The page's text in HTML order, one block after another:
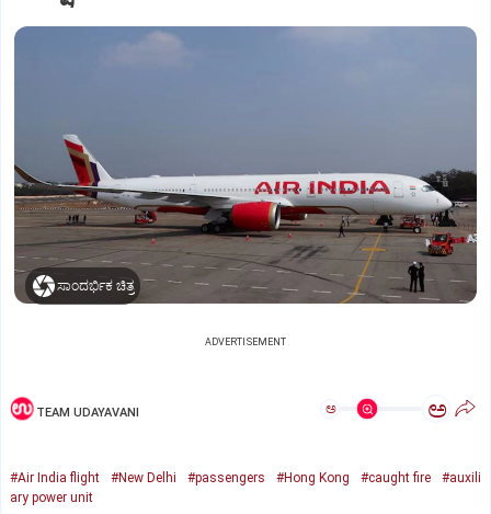
ಸಾಂದರ್ಭಿಕ ಚಿತ್ರ
ADVERTISEMENT
TEAM UDAYAVANI ಅ ಅ
#Air India flight #New Delhi #passengers #Hong Kong #caught fire
#auxili
ary power unit